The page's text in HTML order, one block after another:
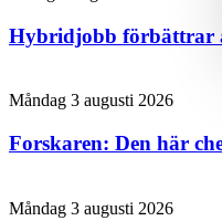
Hybridjobb förbättrar
Måndag 3 augusti 2026
Forskaren: Den här
Måndag 3 augusti 2026